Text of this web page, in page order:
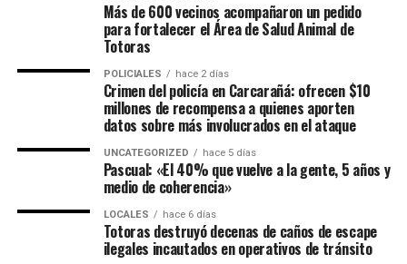
Más de 600 vecinos acompañaron un pedido
para fortalecer el Área de Salud Animal de
Totoras
POLICIALES hace 2 días
Crimen del policía en Carcarañá: ofrecen $10
millones de recompensa a quienes aporten
datos sobre más involucrados en el ataque
UNCATEGORIZED hace 5 días
Pascual: «El 40% que vuelve a la gente, 5 años y
medio de coherencia»
LOCALES hace 6 días
Totoras destruyó decenas de caños de escape
ilegales incautados en operativos de tránsito